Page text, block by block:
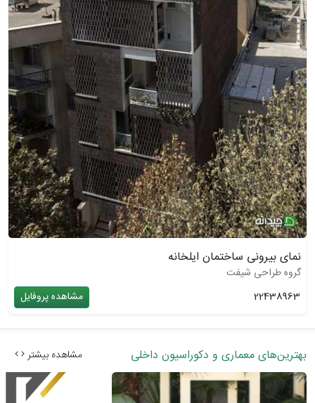
نمای بیرونی ساختمان ایلخانه
گروه طراحی شیفت
22438963
مشاهده پروفایل
بهترین‌های معماری و دکوراسیون داخلی مشاهده بیشتر